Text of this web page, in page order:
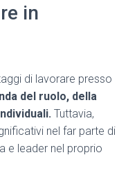
in
di lavorare presso
del ruolo, della
Tuttavia,
nel far parte di
e leader nel proprio